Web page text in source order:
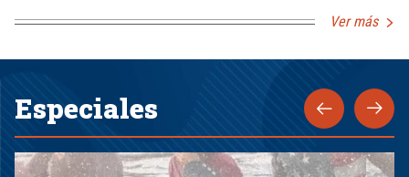
Ver más
Especiales